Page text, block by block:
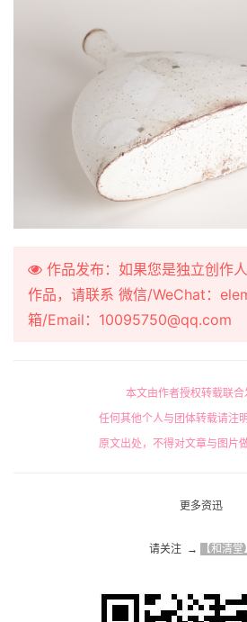
作品发布：如果您是独立创作
作品，请联系 微信/WeChat：
箱/Email：10095750@qq.com
本文由作者授权转载联合
任何其他个人与团体转载请注
原文出处，不得对文章与图片
更多资迅
请关注  → 【和清堂】